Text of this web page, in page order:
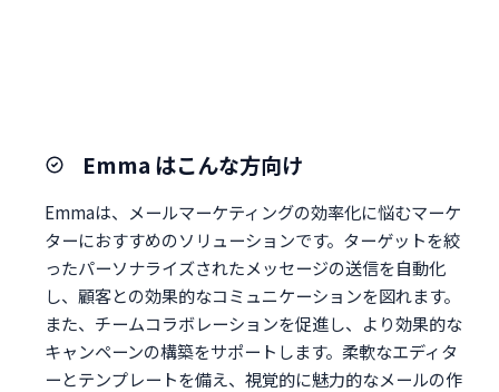
Emma はこんな方向け
Emmaは、メールマーケティングの効率化に悩むマーケ
ターにおすすめのソリューションです。ターゲットを絞
ったパーソナライズされたメッセージの送信を自動化
し、顧客との効果的なコミュニケーションを図れます。
また、チームコラボレーションを促進し、より効果的な
キャンペーンの構築をサポートします。柔軟なエディタ
ーとテンプレートを備え、視覚的に魅力的なメールの作